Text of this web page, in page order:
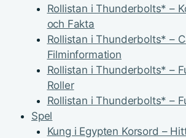
Rollistan i Thunderbolts* –
och Fakta
Rollistan i Thunderbolts* –
Filminformation
Rollistan i Thunderbolts* –
Roller
Rollistan i Thunderbolts* –
Spel
Kung i Egypten Korsord –